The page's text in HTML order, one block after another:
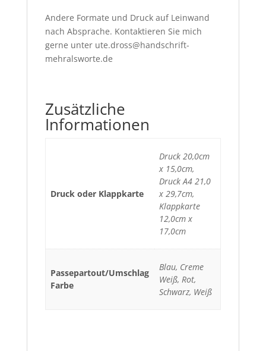
Andere Formate und Druck auf Leinwand
nach Absprache. Kontaktieren Sie mich
gerne unter ute.dross@handschrift-
mehralsworte.de
Zusätzliche
Informationen
Druck oder Klappkarte
Druck 20,0cm
x 15,0cm,
Druck A4 21,0
x 29,7cm,
Klappkarte
12,0cm x
17,0cm
Passepartout/Umschlag
Farbe
Blau, Creme
Weiß, Rot,
Schwarz, Weiß